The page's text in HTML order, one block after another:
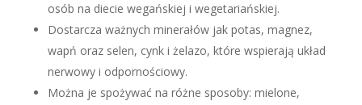
osób na diecie wegańskiej i wegetariańskiej.
Dostarcza ważnych minerałów jak potas, magnez,
wapń oraz selen, cynk i żelazo, które wspierają układ
nerwowy i odpornościowy.
Można je spożywać na różne sposoby: mielone,